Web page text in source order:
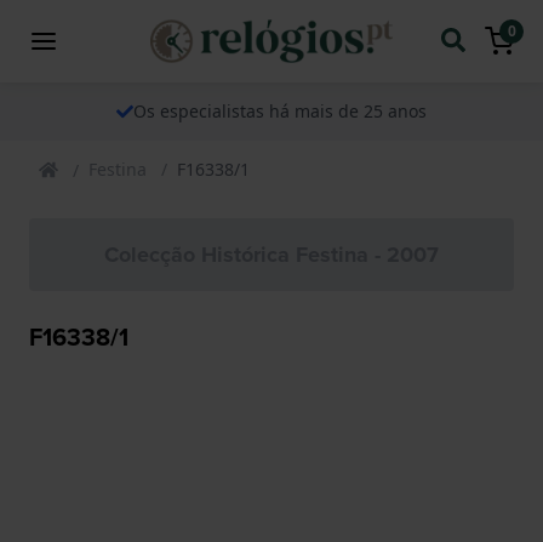
0
Os especialistas há mais de 25 anos
Festina F16338/1
F16338/1